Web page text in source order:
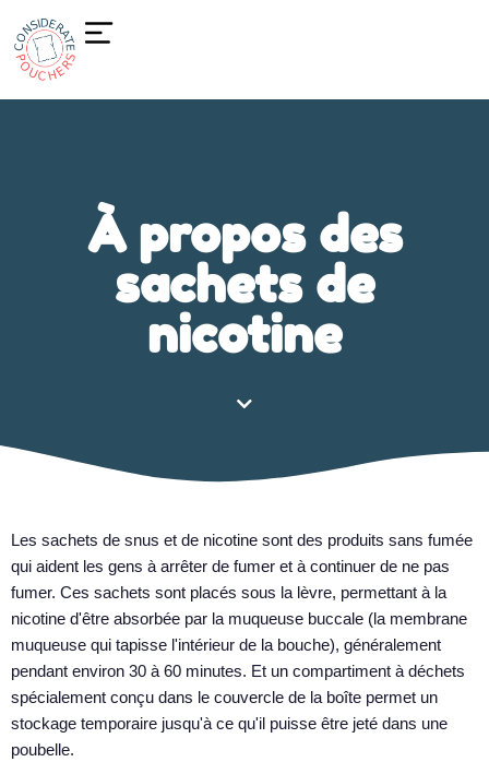
À propos des
sachets de
nicotine
Les sachets de snus et de nicotine sont des produits sans fumée
qui aident les gens à arrêter de fumer et à continuer de ne pas
fumer. Ces sachets sont placés sous la lèvre, permettant à la
nicotine d'être absorbée par la muqueuse buccale (la membrane
muqueuse qui tapisse l'intérieur de la bouche), généralement
pendant environ 30 à 60 minutes. Et un compartiment à déchets
spécialement conçu dans le couvercle de la boîte permet un
stockage temporaire jusqu'à ce qu'il puisse être jeté dans une
poubelle.